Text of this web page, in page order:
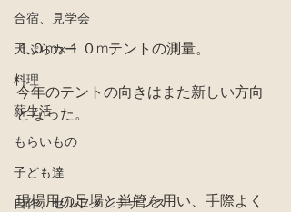
合宿、見学会
天ぷらカー
料理
薪生活
もらいもの
子ども達
自作、セルフメンテナンス
１０m×１０mテントの測量。
今年のテントの向きはまた新しい方向
となった。
現場用の足場と単管を用い、手際よく